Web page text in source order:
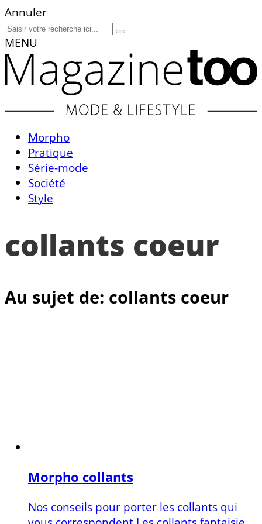
Annuler
MENU
Morpho
Pratique
Série-mode
Société
Style
collants coeur
Au sujet de: collants coeur
Morpho collants
Nos conseils pour porter les collants qui